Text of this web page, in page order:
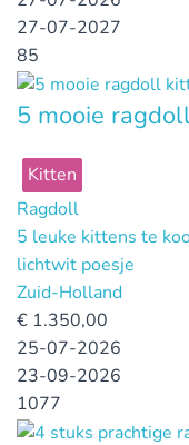
27-07-2027
85
5 mooie
Kitten
Ragdoll
5 leuke kittens te
lichtwit poesje
Zuid-Holland
€ 1.350,00
25-07-2026
23-09-2026
1077